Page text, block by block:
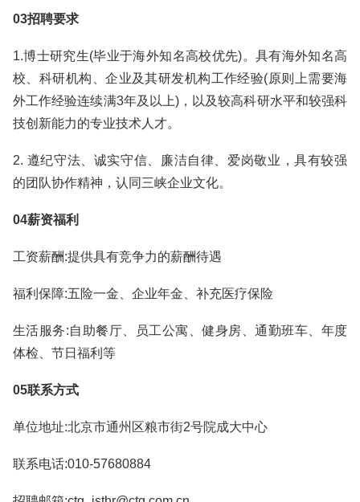
03招聘要求
1.博士研究生(毕业于海外知名高校优先)。具有海外知名高
校、科研机构、企业及其研发机构工作经验(原则上需要海
外工作经验连续满3年及以上)，以及较高科研水平和较强科
技创新能力的专业技术人才。
2. 遵纪守法、诚实守信、廉洁自律、爱岗敬业，具有较强
的团队协作精神，认同三峡企业文化。
04薪资福利
工资薪酬:提供具有竞争力的薪酬待遇
福利保障:五险一金、企业年金、补充医疗保险
生活服务:自助餐厅、员工公寓、健身房、通勤班车、年度
体检、节日福利等
05联系方式
单位地址:北京市通州区粮市街2号院成大中心
联系电话:010-57680884